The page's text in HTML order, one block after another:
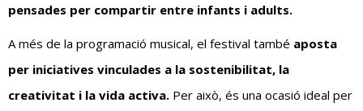
pensades per compartir entre infants i adults.
A més de la programació musical, el festival també aposta
per iniciatives vinculades a la sostenibilitat, la
creativitat i la vida activa. Per això, és una ocasió ideal per